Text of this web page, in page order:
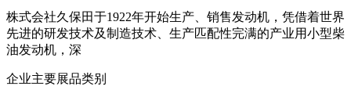
株式会社久保田于1922年开始生产、销售发动机，凭借着世界
先进的研发技术及制造技术、生产匹配性完满的产业用小型柴
油发动机，深
企业主要展品类别